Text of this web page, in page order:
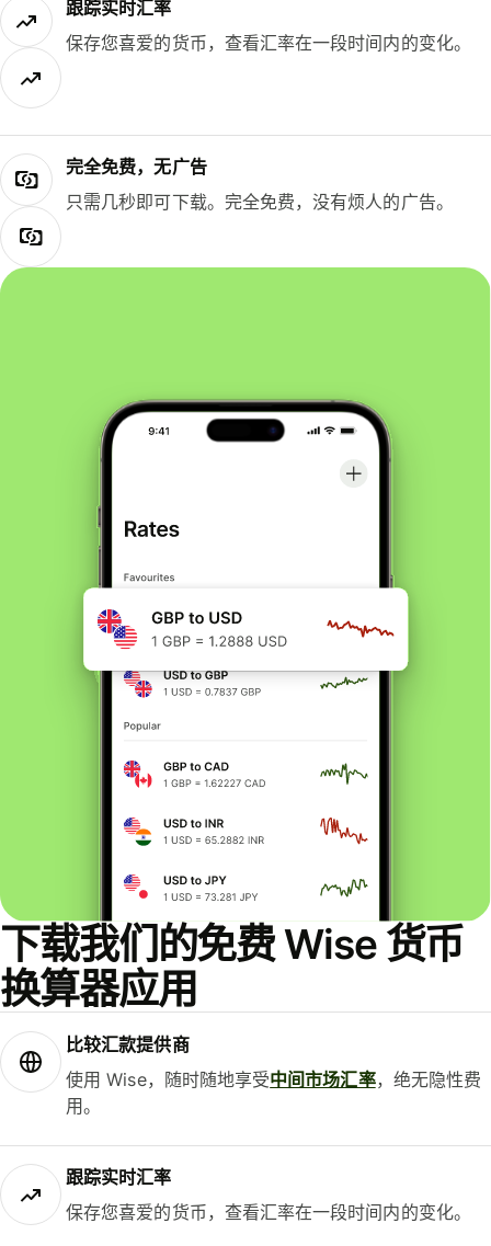
跟踪实时汇率
保存您喜爱的货币，查看汇率在一段时间内的变化。
完全免费，无广告
只需几秒即可下载。完全免费，没有烦人的广告。
下载我们的免费 Wise 货币
换算器应用
比较汇款提供商
使用 Wise，随时随地享受中间市场汇率，绝无隐性费
用。
跟踪实时汇率
保存您喜爱的货币，查看汇率在一段时间内的变化。